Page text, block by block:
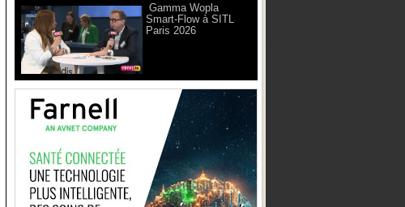
Gamma Wopla
Smart-Flow à SITL
Paris 2026